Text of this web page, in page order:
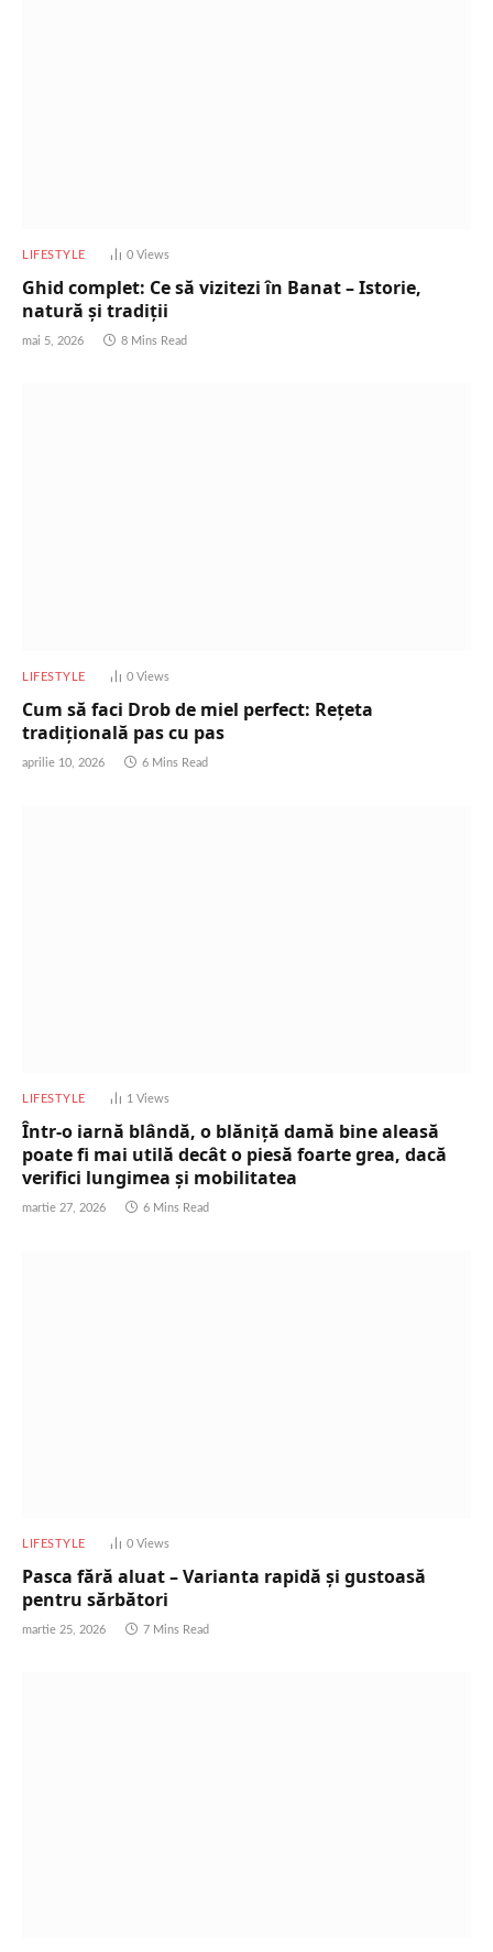
LIFESTYLE 0 Views
Ghid complet: Ce să vizitezi în Banat – Istorie,
natură și tradiții
mai 5, 2026 8 Mins Read
LIFESTYLE 0 Views
Cum să faci Drob de miel perfect: Rețeta
tradițională pas cu pas
aprilie 10, 2026 6 Mins Read
LIFESTYLE 1 Views
Într-o iarnă blândă, o blăniță damă bine aleasă
poate fi mai utilă decât o piesă foarte grea, dacă
verifici lungimea și mobilitatea
martie 27, 2026 6 Mins Read
LIFESTYLE 0 Views
Pasca fără aluat – Varianta rapidă și gustoasă
pentru sărbători
martie 25, 2026 7 Mins Read